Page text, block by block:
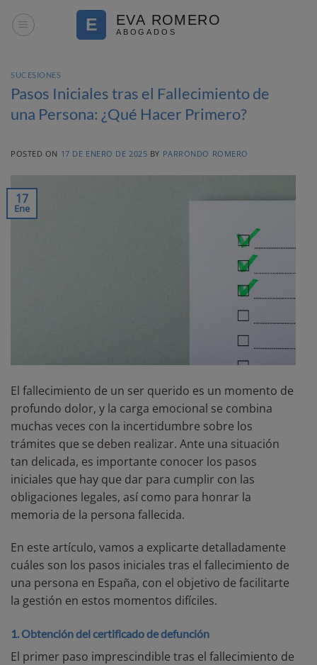
SUCESIONES
Pasos Iniciales tras el Fallecimiento de
una Persona: ¿Qué Hacer Primero?
POSTED ON 17 DE ENERO DE 2025 BY PARRONDO ROMERO
17
Ene
El fallecimiento de un ser querido es un momento de
profundo dolor, y la carga emocional se combina
muchas veces con la incertidumbre sobre los
trámites que se deben realizar. Ante una situación
tan delicada, es importante conocer los pasos
iniciales que hay que dar para cumplir con las
obligaciones legales, así como para honrar la
memoria de la persona fallecida.
En este artículo, vamos a explicarte detalladamente
cuáles son los pasos iniciales tras el fallecimiento de
una persona en España, con el objetivo de facilitarte
la gestión en estos momentos difíciles.
1. Obtención del certificado de defunción
El primer paso imprescindible tras el fallecimiento de